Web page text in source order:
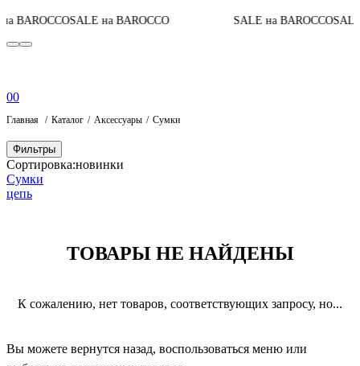
BAROCCOSALE на BAROCCO SALE на BAROCCOSALE
00
Главная Каталог Аксессуары Сумки
Фильтры
Сортировка:новинки
Сумки
цепь
ТОВАРЫ НЕ НАЙДЕНЫ
К сожалению, нет товаров, соответствующих запросу, но...
Вы можете вернутся назад, воспользоваться меню или